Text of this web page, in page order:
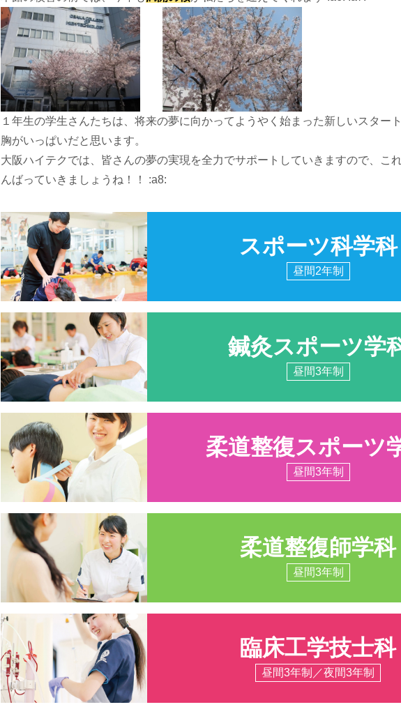
１年生の学生さんたちは、将来の夢に向かってようやく始まった新しいスター
胸がいっぱいだと思います。
大阪ハイテクでは、皆さんの夢の実現を全力でサポートしていきますので、こ
んばっていきましょうね！！ :a8:
スポーツ科学科
昼間2年制
鍼灸スポーツ学
昼間3年制
柔道整復スポーツ
昼間3年制
柔道整復師学科
昼間3年制
臨床工学技士科
昼間3年制／夜間3年制